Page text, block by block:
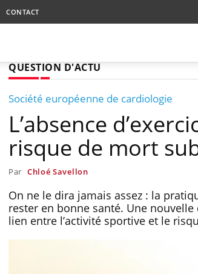
CONTACT
QUESTION D'ACTU
Société européenne de cardiologie
L’absence
risque de mort
Par Chloé Savellon
On ne le dira jamais assez : la
rester en bonne santé. Une
lien entre l’activité sportive et le